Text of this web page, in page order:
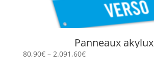
Panneaux akylux
80,90€– 2.091,60€